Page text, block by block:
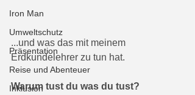
Iron Man
Umweltschutz
Präsentation
Reise und Abenteuer
Inklusion
...und was das mit meinem
Erdkundelehrer zu tun hat.
Warum tust du was du tust?